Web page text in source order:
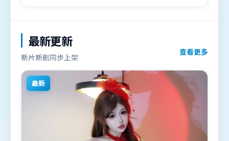
最新更新
新片新剧同步上架
查看更多
最新